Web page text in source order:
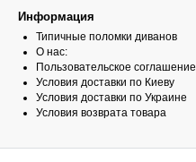
Информация
Типичные поломки диванов
О нас:
Пользовательское соглашение
Условия доставки по Киеву
Условия доставки по Украине
Условия возврата товара